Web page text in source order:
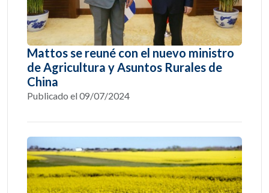
Mattos se reuné con el nuevo ministro
de Agricultura y Asuntos Rurales de
China
Publicado el 09/07/2024